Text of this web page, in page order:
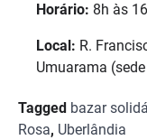
Horário: 8h às
Local: R.
Umuarama
Tagged bazar
Rosa, Uberlândia